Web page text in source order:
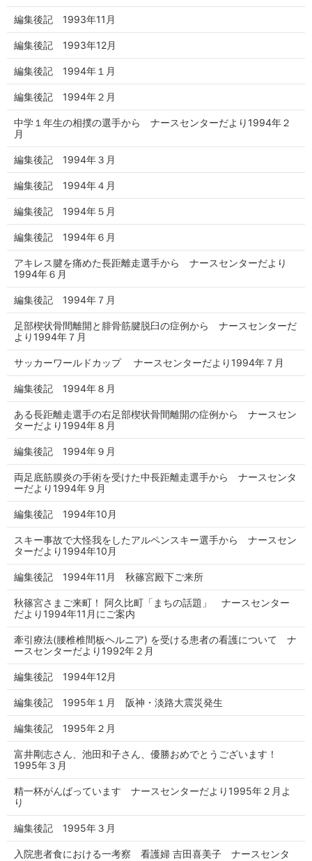
編集後記 1993年11月
編集後記 1993年12月
編集後記 1994年１月
編集後記 1994年２月
中学１年生の相撲の選手から ナースセンターだより1994年２
月
編集後記 1994年３月
編集後記 1994年４月
編集後記 1994年５月
編集後記 1994年６月
アキレス腱を痛めた長距離走選手から ナースセンターだより
1994年６月
編集後記 1994年７月
足部楔状骨間離開と腓骨筋腱脱臼の症例から ナースセンターだ
より1994年７月
サッカーワールドカップ ナースセンターだより1994年７月
編集後記 1994年８月
ある長距離走選手の右足部楔状骨間離開の症例から ナースセン
ターだより1994年８月
編集後記 1994年９月
両足底筋膜炎の手術を受けた中長距離走選手から ナースセンタ
ーだより1994年９月
編集後記 1994年10月
スキー事故で大怪我をしたアルペンスキー選手から ナースセン
ターだより1994年10月
編集後記 1994年11月 秋篠宮殿下ご来所
秋篠宮さまご来町！ 阿久比町「まちの話題」 ナースセンター
だより1994年11月にご案内
牽引療法(腰椎椎間板ヘルニア) を受ける患者の看護について ナ
ースセンターだより1992年２月
編集後記 1994年12月
編集後記 1995年１月 阪神・淡路大震災発生
編集後記 1995年２月
富井剛志さん、池田和子さん、優勝おめでとうございます！
1995年３月
精一杯がんばっています ナースセンターだより1995年２月よ
り
編集後記 1995年３月
入院患者食における一考察 看護婦 吉田喜美子 ナースセンタ